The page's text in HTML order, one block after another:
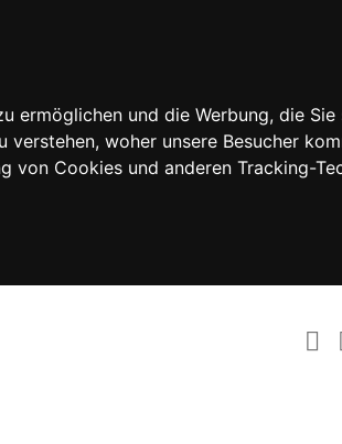
ermöglichen und die Werbung, die Sie
woher unsere Besucher
von Cookies und anderen Tracking-